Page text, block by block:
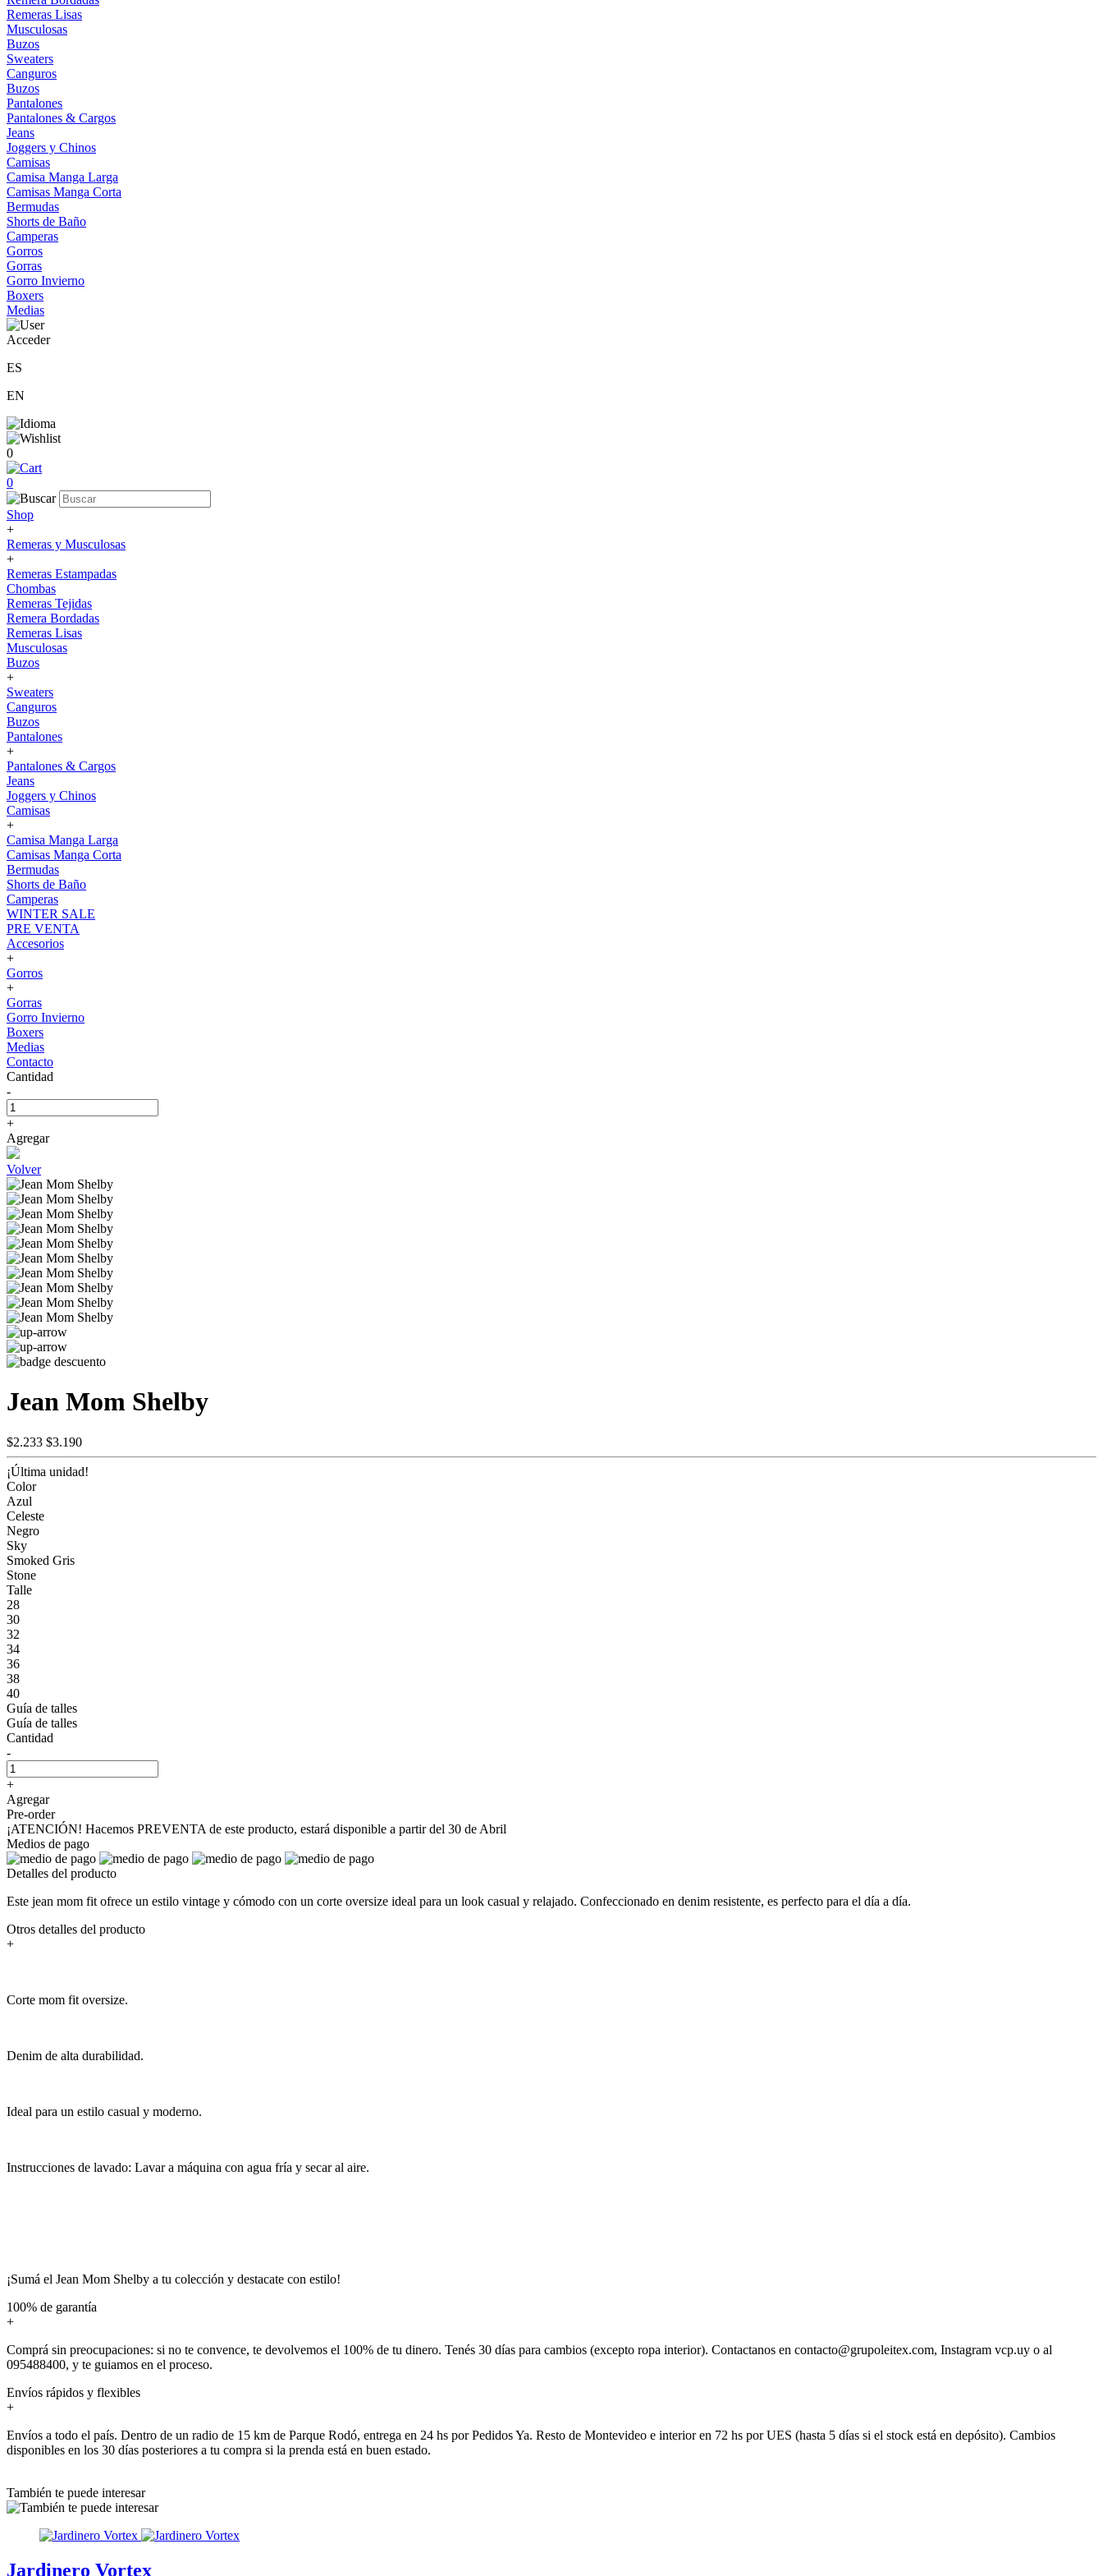
Remeras Lisas
Musculosas
Buzos
Sweaters
Canguros
Buzos
Pantalones
Pantalones & Cargos
Jeans
Joggers y Chinos
Camisas
Camisa Manga Larga
Camisas Manga Corta
Bermudas
Shorts de Baño
Camperas
Gorros
Gorras
Gorro Invierno
Boxers
Medias
Acceder
ES
EN
0
0
Shop
+
Remeras y Musculosas
+
Remeras Estampadas
Chombas
Remeras Tejidas
Remera Bordadas
Remeras Lisas
Musculosas
Buzos
+
Sweaters
Canguros
Buzos
Pantalones
+
Pantalones & Cargos
Jeans
Joggers y Chinos
Camisas
+
Camisa Manga Larga
Camisas Manga Corta
Bermudas
Shorts de Baño
Camperas
WINTER SALE
PRE VENTA
Accesorios
+
Gorros
+
Gorras
Gorro Invierno
Boxers
Medias
Contacto
Cantidad
-
+
Agregar
Volver
Jean Mom Shelby
$2.233 $3.190
¡Última unidad!
Color
Azul
Celeste
Negro
Sky
Smoked Gris
Stone
Talle
28
30
32
34
36
38
40
Guía de talles
Guía de talles
Cantidad
-
+
Agregar
Pre-order
¡ATENCIÓN! Hacemos PREVENTA de este producto, estará disponible a partir del 30 de Abril
Medios de pago
Detalles del producto
Este jean mom fit ofrece un estilo vintage y cómodo con un corte oversize ideal para un look casual y relajado. Confeccionado en denim resistente, es perfecto para el día a día.
Otros detalles del producto
+
Corte mom fit oversize.
Denim de alta durabilidad.
Ideal para un estilo casual y moderno.
Instrucciones de lavado: Lavar a máquina con agua fría y secar al aire.
¡Sumá el Jean Mom Shelby a tu colección y destacate con estilo!
100% de garantía
+
Comprá sin preocupaciones: si no te convence, te devolvemos el 100% de tu dinero. Tenés 30 días para cambios (excepto ropa interior). Contactanos en contacto@grupoleitex.com, Instagram vcp.uy o al
095488400, y te guiamos en el proceso.
Envíos rápidos y flexibles
+
Envíos a todo el país. Dentro de un radio de 15 km de Parque Rodó, entrega en 24 hs por Pedidos Ya. Resto de Montevideo e interior en 72 hs por UES (hasta 5 días si el stock está en depósito). Cambios
disponibles en los 30 días posteriores a tu compra si la prenda está en buen estado.
También te puede interesar
Jardinero Vortex